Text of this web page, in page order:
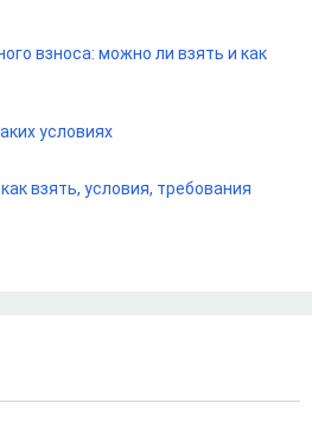
взноса: можно ли взять и как
условиях
взять, условия, требования